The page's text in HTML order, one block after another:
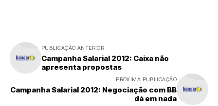
PUBLICAÇÃO ANTERIOR
Campanha Salarial 2012: Caixa não
apresenta propostas
PRÓXIMA PUBLICAÇÃO
Campanha Salarial 2012: Negociação com BB
dá em nada